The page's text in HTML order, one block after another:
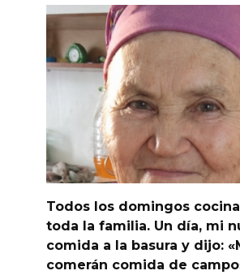
Todos los domingos
toda la familia. Un día, mi
comida a la basura y dijo:
comerán comida de